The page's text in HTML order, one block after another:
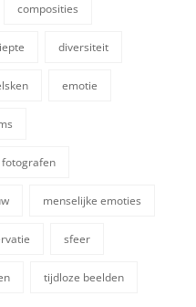
composities
diversiteit
emotie
fotografen
menselijke emoties
sfeer
tijdloze beelden